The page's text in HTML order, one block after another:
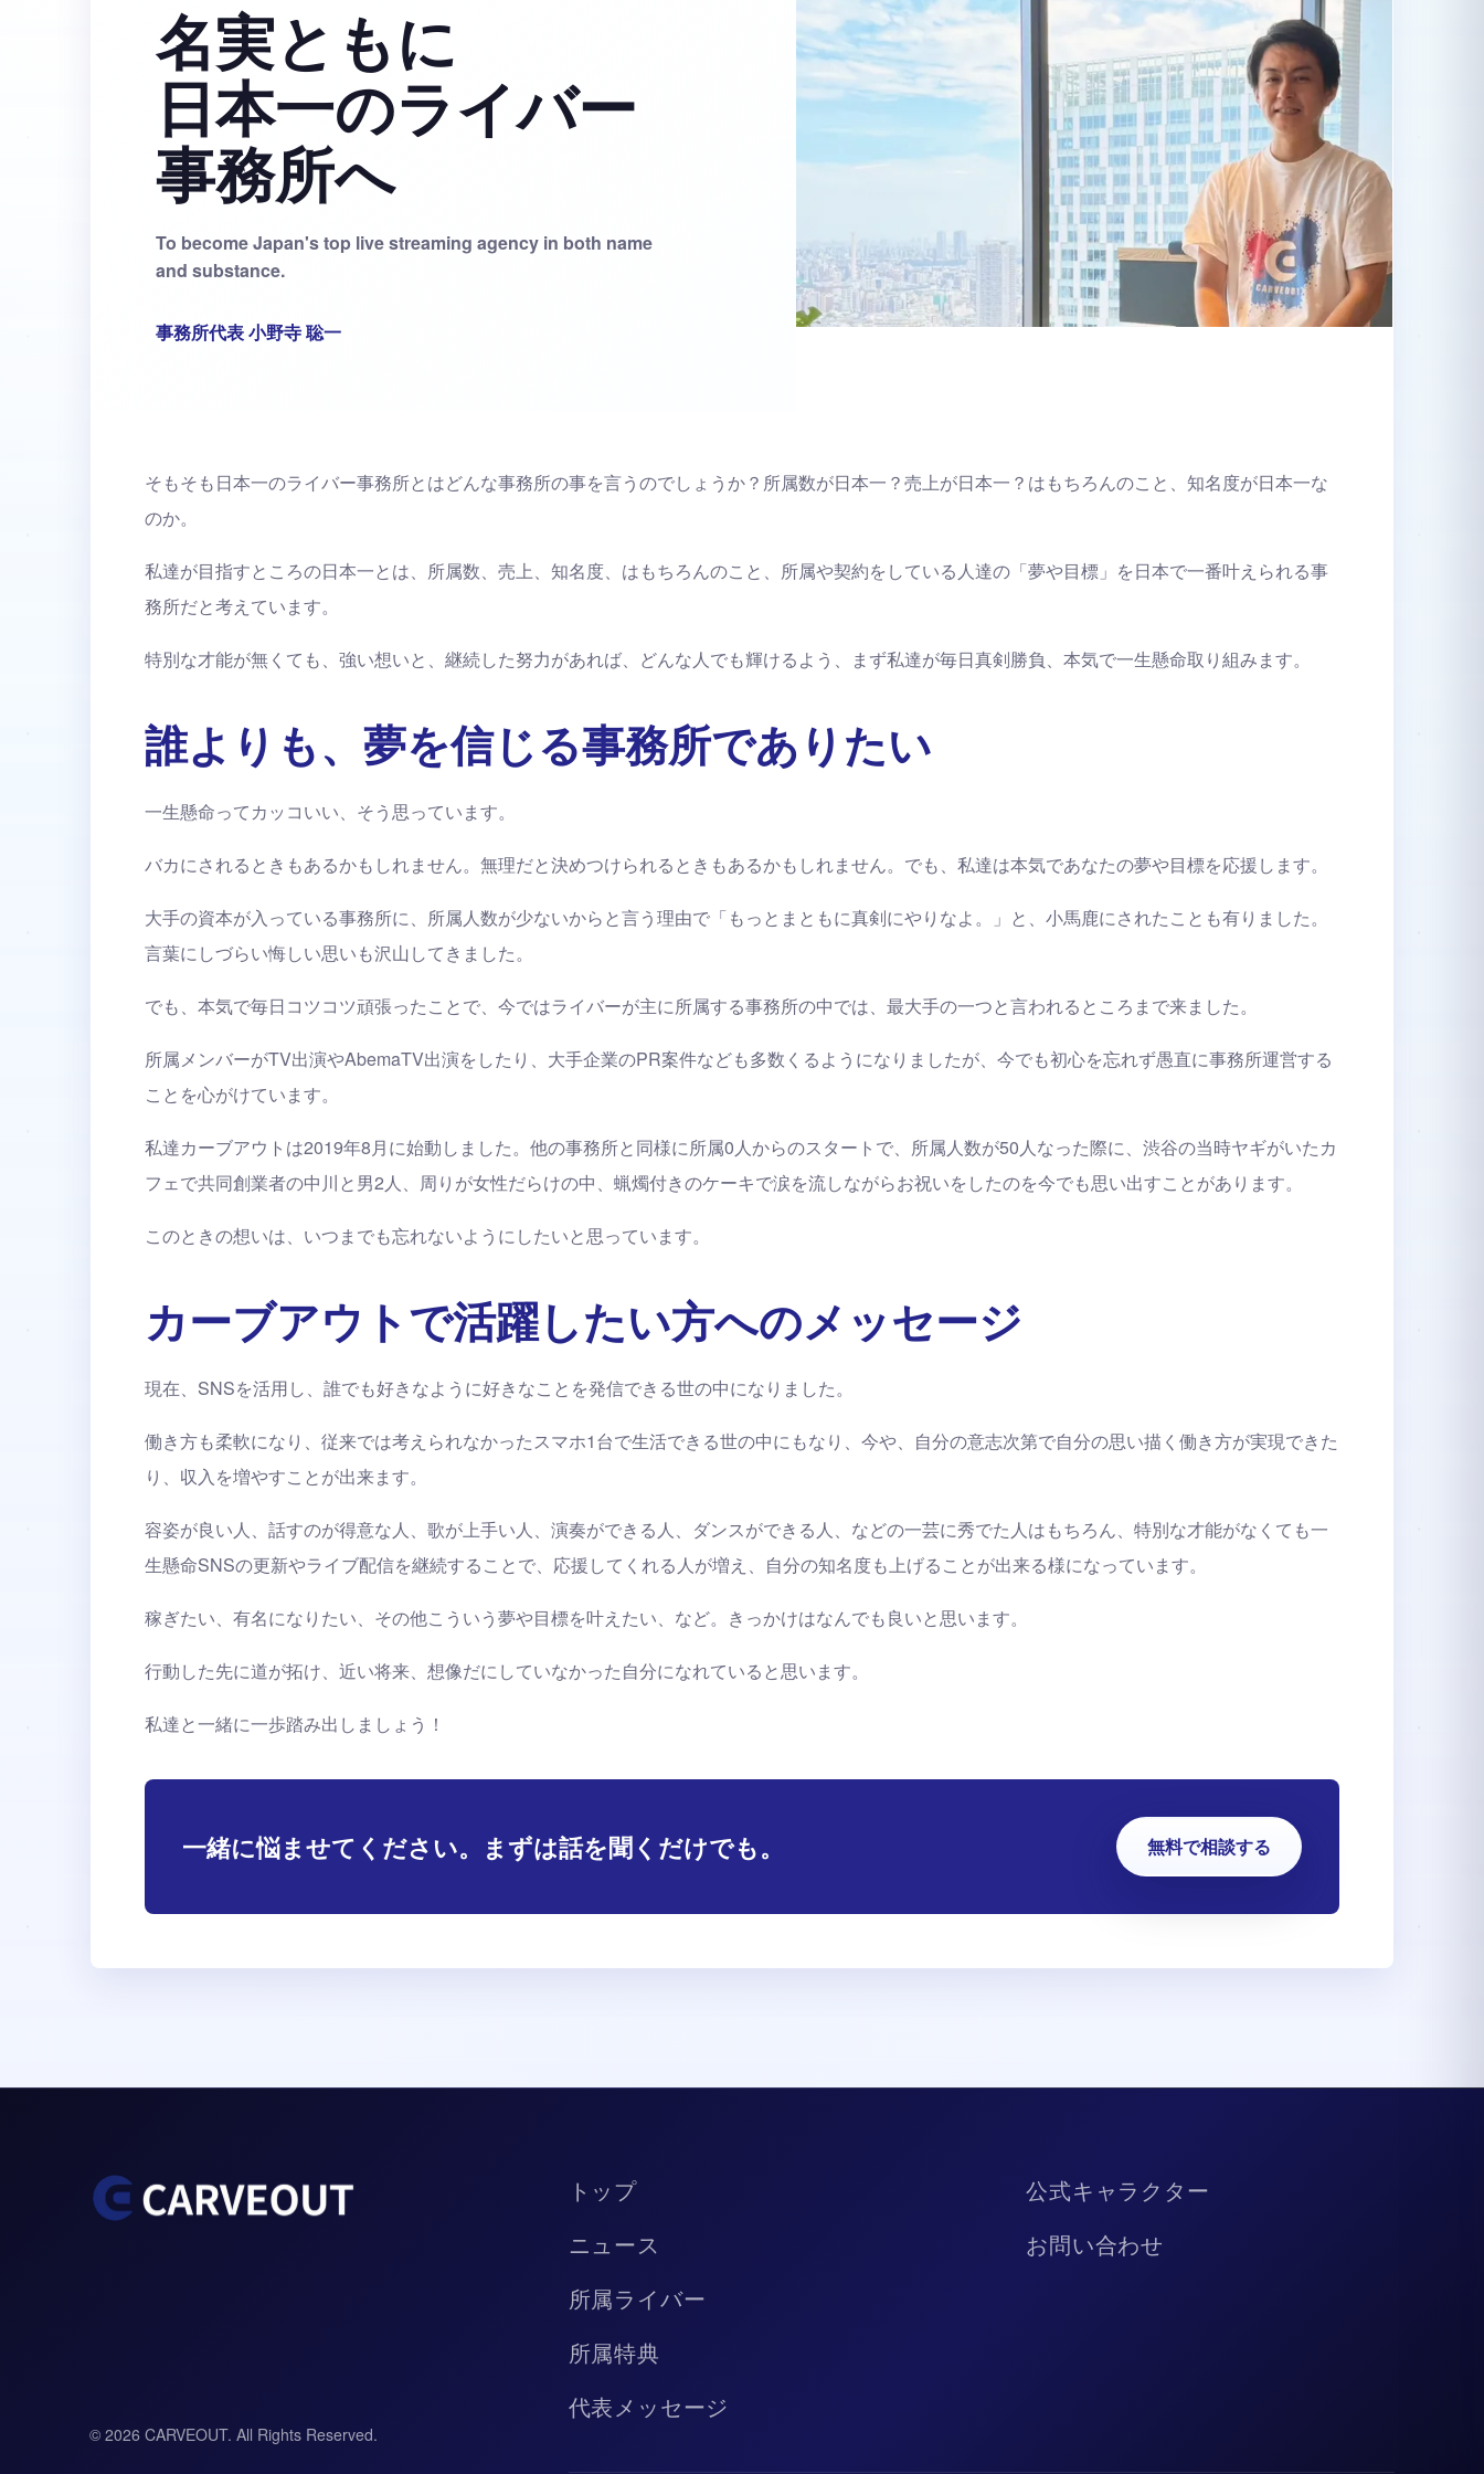
名実ともに
日本一のライバー
事務所へ
To become Japan's top live streaming agency in both name
and substance.
事務所代表 小野寺 聡一
そもそも日本一のライバー事務所とはどんな事務所の事を言うのでしょうか？所属数が日本一？売上が日本一？はもちろんのこと、知名度が日本一な
のか。
私達が目指すところの日本一とは、所属数、売上、知名度、はもちろんのこと、所属や契約をしている人達の「夢や目標」を日本で一番叶えられる事
務所だと考えています。
特別な才能が無くても、強い想いと、継続した努力があれば、どんな人でも輝けるよう、まず私達が毎日真剣勝負、本気で一生懸命取り組みます。
誰よりも、夢を信じる事務所でありたい
一生懸命ってカッコいい、そう思っています。
バカにされるときもあるかもしれません。無理だと決めつけられるときもあるかもしれません。でも、私達は本気であなたの夢や目標を応援します。
大手の資本が入っている事務所に、所属人数が少ないからと言う理由で「もっとまともに真剣にやりなよ。」と、小馬鹿にされたことも有りました。
言葉にしづらい悔しい思いも沢山してきました。
でも、本気で毎日コツコツ頑張ったことで、今ではライバーが主に所属する事務所の中では、最大手の一つと言われるところまで来ました。
所属メンバーがTV出演やAbemaTV出演をしたり、大手企業のPR案件なども多数くるようになりましたが、今でも初心を忘れず愚直に事務所運営する
ことを心がけています。
私達カーブアウトは2019年8月に始動しました。他の事務所と同様に所属0人からのスタートで、所属人数が50人なった際に、渋谷の当時ヤギがいたカ
フェで共同創業者の中川と男2人、周りが女性だらけの中、蝋燭付きのケーキで涙を流しながらお祝いをしたのを今でも思い出すことがあります。
このときの想いは、いつまでも忘れないようにしたいと思っています。
カーブアウトで活躍したい方へのメッセージ
現在、SNSを活用し、誰でも好きなように好きなことを発信できる世の中になりました。
働き方も柔軟になり、従来では考えられなかったスマホ1台で生活できる世の中にもなり、今や、自分の意志次第で自分の思い描く働き方が実現できた
り、収入を増やすことが出来ます。
容姿が良い人、話すのが得意な人、歌が上手い人、演奏ができる人、ダンスができる人、などの一芸に秀でた人はもちろん、特別な才能がなくても一
生懸命SNSの更新やライブ配信を継続することで、応援してくれる人が増え、自分の知名度も上げることが出来る様になっています。
稼ぎたい、有名になりたい、その他こういう夢や目標を叶えたい、など。きっかけはなんでも良いと思います。
行動した先に道が拓け、近い将来、想像だにしていなかった自分になれていると思います。
私達と一緒に一歩踏み出しましょう！
一緒に悩ませてください。まずは話を聞くだけでも。 無料で相談する
© 2026 CARVEOUT. All Rights Reserved.
トップ
ニュース
所属ライバー
所属特典
代表メッセージ
公式キャラクター
お問い合わせ